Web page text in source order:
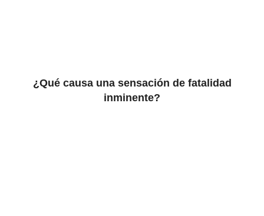
¿Qué causa una sensación de fatalidad
inminente?